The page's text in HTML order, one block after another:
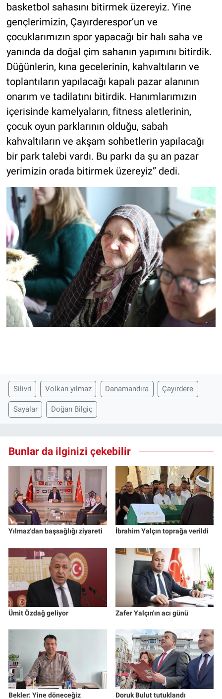
basketbol sahasını bitirmek üzereyiz. Yine
gençlerimizin, Çayırderespor’un ve
çocuklarımızın spor yapacağı bir halı saha ve
yanında da doğal çim sahanın yapımını bitirdik.
Düğünlerin, kına gecelerinin, kahvaltıların ve
toplantıların yapılacağı kapalı pazar alanının
onarım ve tadilatını bitirdik. Hanımlarımızın
içerisinde kamelyaların, fitness aletlerinin,
çocuk oyun parklarının olduğu, sabah
kahvaltıların ve akşam sohbetlerin yapılacağı
bir park talebi vardı. Bu parkı da şu an pazar
yerimizin orada bitirmek üzereyiz” dedi.
Silivri Volkan yılmaz Danamandıra Çayırdere
Sayalar Doğan Bilgiç
Bunlar da ilginizi çekebilir
Yılmaz'dan başsağlığı ziyareti İbrahim Yalçın toprağa verildi
Ümit Özdağ geliyor Zafer Yalçın'ın acı günü
Bekler: Yine döneceğiz Doruk Bulut tutuklandı